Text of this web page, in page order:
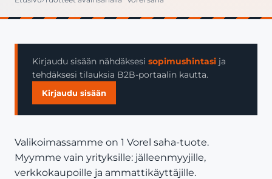
Yritys
Yhteystiedot
Kirjaudu sisään nähdäksesi sopimushintasi ja
tehdäksesi tilauksia B2B-portaalin kautta.
Kirjaudu sisään
Valikoimassamme on 1 Vorel saha-tuote.
Myymme vain yrityksille: jälleenmyyjille,
verkkokaupoille ja ammattikäyttäjille.